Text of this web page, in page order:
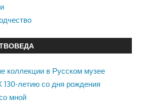
коллекции в Русском музее
130-летию со дня рождения
мной